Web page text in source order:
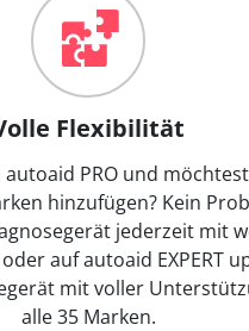
Flexibilität
PRO und
hinzufügen? Kein
jederzeit mit
auf autoaid EXPERT
mit voller
alle 35 Marken.